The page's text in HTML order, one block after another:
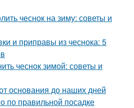
чеснок на зиму: советы и
и приправы из чеснока: 5
чеснок зимой: советы и
основания до наших дней
по правильной посадке